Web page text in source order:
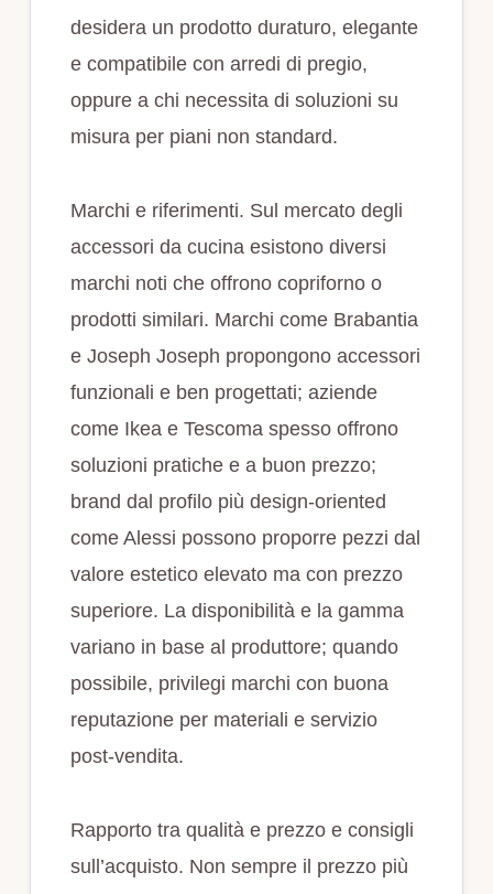
desidera un prodotto duraturo, elegante
e compatibile con arredi di pregio,
oppure a chi necessita di soluzioni su
misura per piani non standard.
Marchi e riferimenti. Sul mercato degli
accessori da cucina esistono diversi
marchi noti che offrono copriforno o
prodotti similari. Marchi come Brabantia
e Joseph Joseph propongono accessori
funzionali e ben progettati; aziende
come Ikea e Tescoma spesso offrono
soluzioni pratiche e a buon prezzo;
brand dal profilo più design-oriented
come Alessi possono proporre pezzi dal
valore estetico elevato ma con prezzo
superiore. La disponibilità e la gamma
variano in base al produttore; quando
possibile, privilegi marchi con buona
reputazione per materiali e servizio
post-vendita.
Rapporto tra qualità e prezzo e consigli
sull’acquisto. Non sempre il prezzo più